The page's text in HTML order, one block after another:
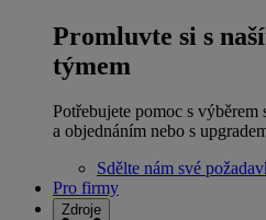
Promluvte si s
týmem
Potřebujete pomoc s výběrem
a objednáním nebo s
Sdělte nám své
Pro firmy
Zdroje